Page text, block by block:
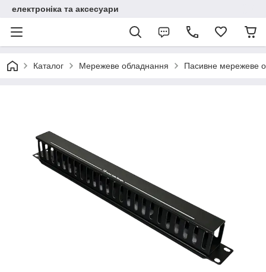
електроніка та аксесуари
Каталог Мережеве обладнання Пасивне мережеве